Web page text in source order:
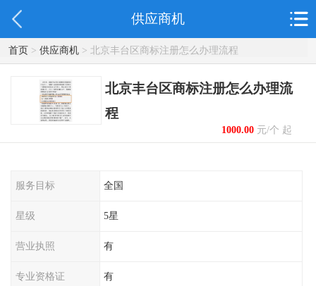
供应商机
首页> 供应商机> 北京丰台区商标注册怎么办理流程
北京丰台区商标注册怎么办理流
程
1000.00元/个 起
服务目标 全国
星级 5星
营业执照 有
专业资格证 有